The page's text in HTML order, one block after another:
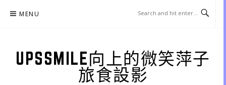
MENU
UPSSMILE向上的微笑萍子
旅食設影